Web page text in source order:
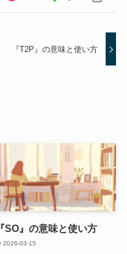
『T2P』の意味と使い方
『SO』の意味と使い方
2026-03-15